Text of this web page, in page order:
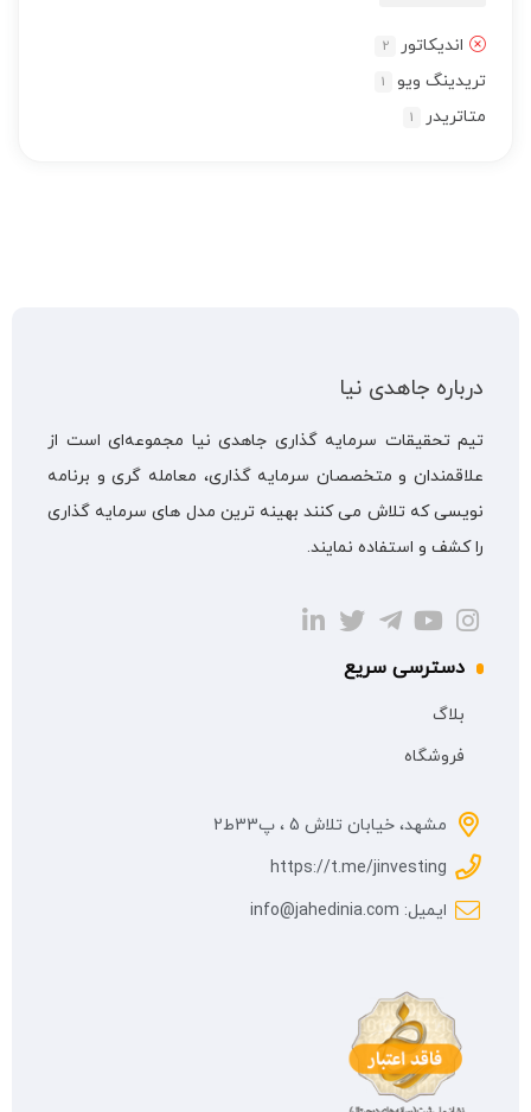
اندیکاتور 2
تریدینگ ویو 1
متاتریدر 1
درباره جاهدی نیا
تیم تحقیقات سرمایه گذاری جاهدی نیا مجموعه‌ای است از
علاقمندان و متخصصان سرمایه گذاری، معامله گری و برنامه
نویسی که تلاش می کنند بهینه ترین مدل های سرمایه گذاری
را کشف و استفاده نمایند.
دسترسی سریع
بلاگ
فروشگاه
مشهد، خیابان تلاش 5 ، پ33ط2
https://t.me/jinvesting
ایمیل: info@jahedinia.com